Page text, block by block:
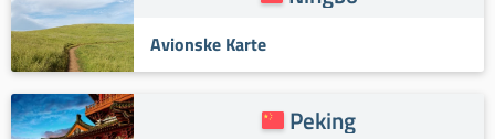
Avionske Karte
Peking